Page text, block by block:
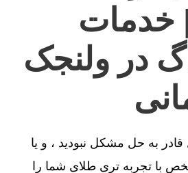
| خدمات
در ولنجک
به حل مشکل نبودید ، و یا
با تجربه تری طلای شما را